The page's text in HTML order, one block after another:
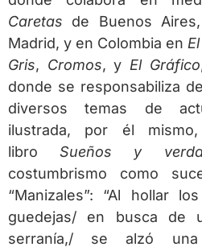
Caretas de Buenos Aires,
Madrid, y en Colombia en
Gris, Cromos, y El Gráfico
donde se responsabiliza
diversos temas de
ilustrada, por él
libroSueños y
costumbrismo como
“Manizales”: “Al hollar
guedejas/ en busca de
serranía,/ se alzó